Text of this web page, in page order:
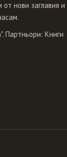
нови заглавия и
Партньори: Книги